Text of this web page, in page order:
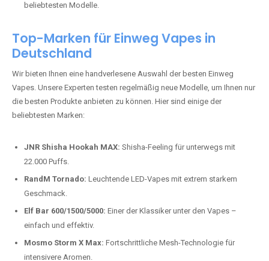
beliebtesten Modelle.
Top-Marken für Einweg Vapes in
Deutschland
Wir bieten Ihnen eine handverlesene Auswahl der besten Einweg
Vapes. Unsere Experten testen regelmäßig neue Modelle, um Ihnen nur
die besten Produkte anbieten zu können. Hier sind einige der
beliebtesten Marken:
JNR Shisha Hookah MAX: Shisha-Feeling für unterwegs mit
22.000 Puffs.
RandM Tornado: Leuchtende LED-Vapes mit extrem starkem
Geschmack.
Elf Bar 600/1500/5000: Einer der Klassiker unter den Vapes –
einfach und effektiv.
Mosmo Storm X Max: Fortschrittliche Mesh-Technologie für
intensivere Aromen.